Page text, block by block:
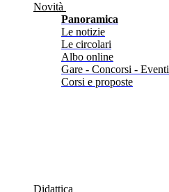
Novità
Panoramica
Le notizie
Le circolari
Albo online
Gare - Concorsi - Eventi
Corsi e proposte
Didattica